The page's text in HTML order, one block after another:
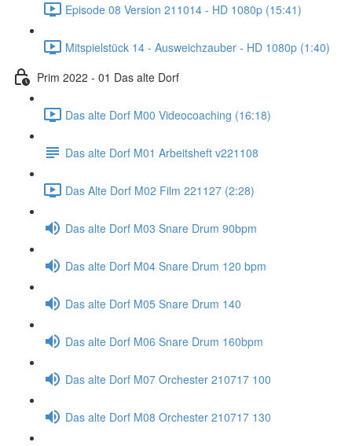
Episode 08 Version 211014 - HD 1080p (15:41)
Mitspielstück 14 - Ausweichzauber - HD 1080p (1:40)
Prim 2022 - 01 Das alte Dorf
Das alte Dorf M00 Videocoaching (16:18)
Das alte Dorf M01 Arbeitsheft v221108
Das Alte Dorf M02 Film 221127 (2:28)
Das alte Dorf M03 Snare Drum 90bpm
Das alte Dorf M04 Snare Drum 120 bpm
Das alte Dorf M05 Snare Drum 140
Das alte Dorf M06 Snare Drum 160bpm
Das alte Dorf M07 Orchester 210717 100
Das alte Dorf M08 Orchester 210717 130